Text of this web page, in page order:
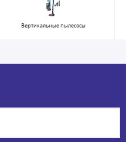
Вертикальные пылесосы